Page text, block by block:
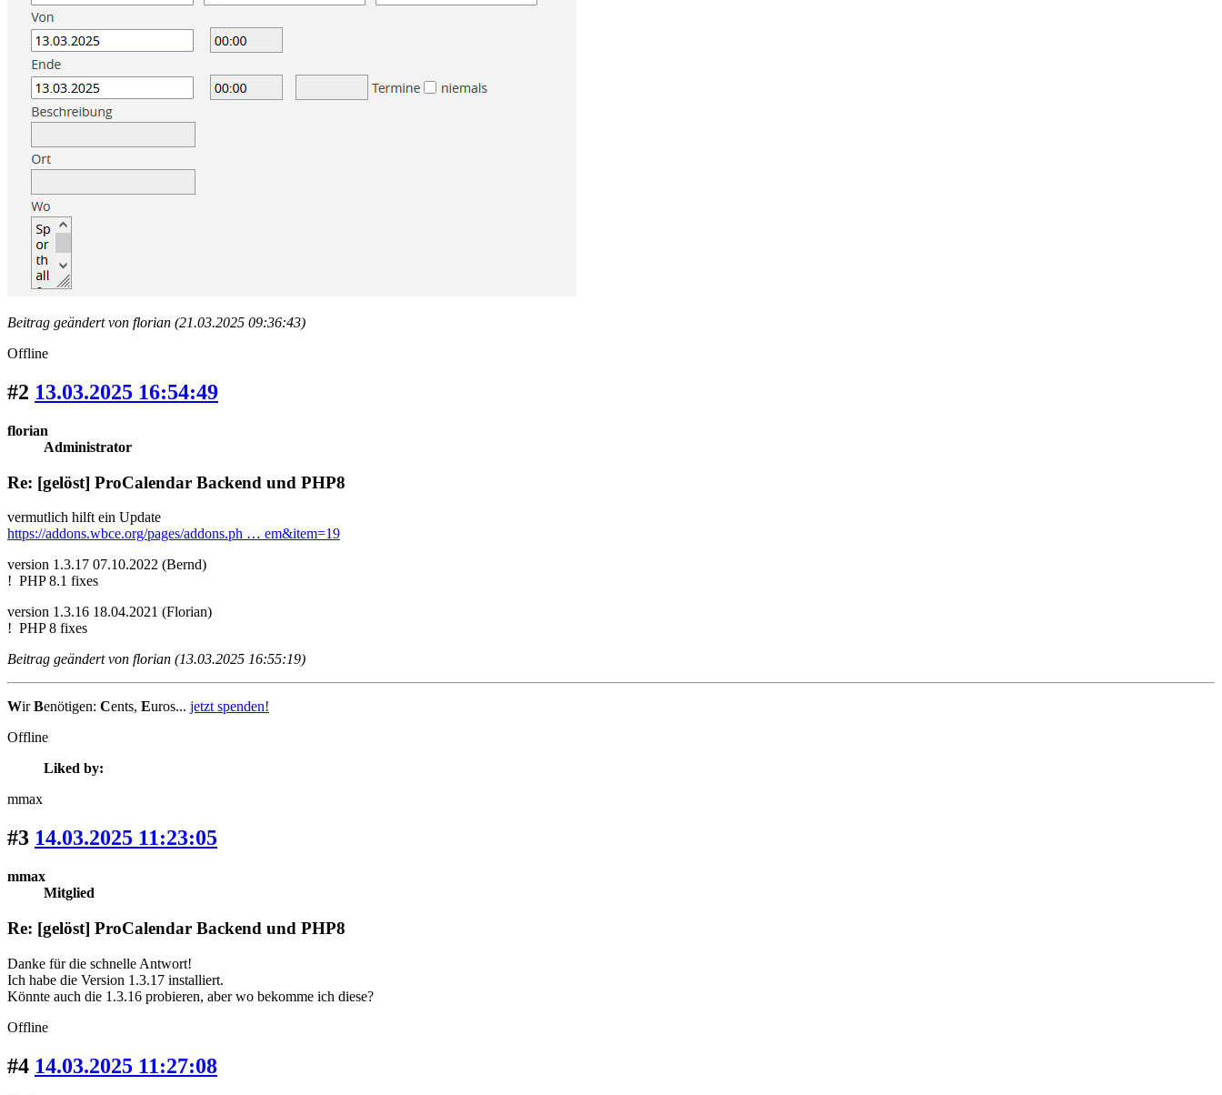
Beitrag geändert von florian (21.03.2025 09:36:43)
Offline
#2 13.03.2025 16:54:49
florian
Administrator
Re: [gelöst] ProCalendar Backend und PHP8
vermutlich hilft ein Update
https://addons.wbce.org/pages/addons.ph … em&item=19
version 1.3.17 07.10.2022 (Bernd)
! PHP 8.1 fixes
version 1.3.16 18.04.2021 (Florian)
! PHP 8 fixes
Beitrag geändert von florian (13.03.2025 16:55:19)
WirBenötigen: Cents, Euros... jetzt spenden!
Offline
Liked by:
mmax
#3 14.03.2025 11:23:05
mmax
Mitglied
Re: [gelöst] ProCalendar Backend und PHP8
Danke für die schnelle Antwort!
Ich habe die Version 1.3.17 installiert.
Könnte auch die 1.3.16 probieren, aber wo bekomme ich diese?
Offline
#4 14.03.2025 11:27:08